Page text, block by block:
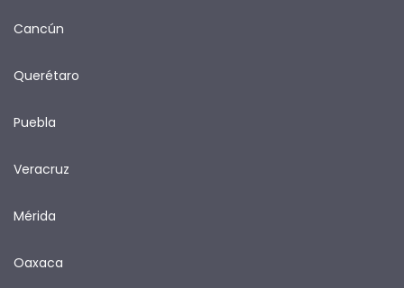
Cancún
Querétaro
Puebla
Veracruz
Mérida
Oaxaca